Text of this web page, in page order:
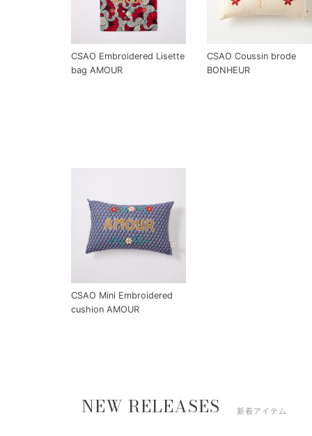
CSAO Embroidered Lisette
bag AMOUR
CSAO Coussin brode
BONHEUR
CSAO Mini Embroidered
cushion AMOUR
NEW RELEASES 新着アイテム